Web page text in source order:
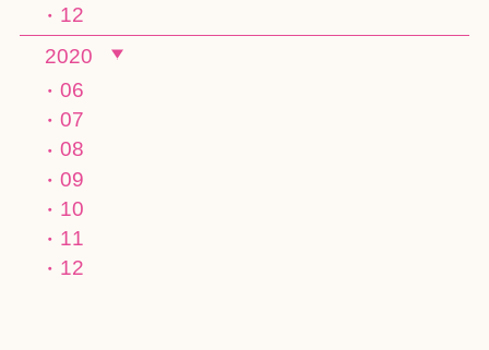
12
2020
06
07
08
09
10
11
12